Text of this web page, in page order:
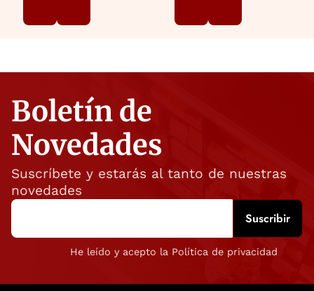
Boletín de
Novedades
Suscríbete y estarás al tanto de nuestras
novedades
He leído y acepto la Política de privacidad